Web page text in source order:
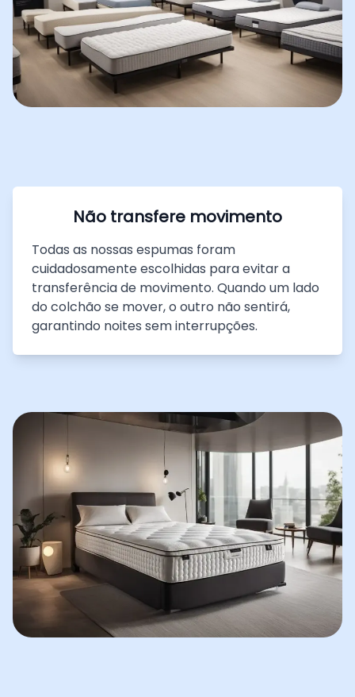
Não transfere movimento
Todas as nossas espumas foram
cuidadosamente escolhidas para evitar a
transferência de movimento. Quando um lado
do colchão se mover, o outro não sentirá,
garantindo noites sem interrupções.